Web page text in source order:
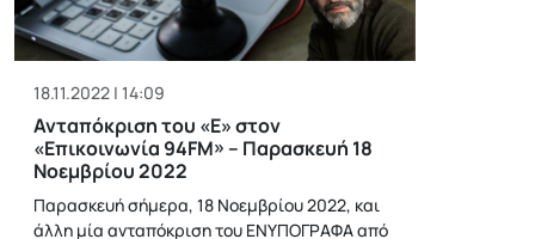
18.11.2022 | 14:09
Ανταπόκριση του «Ε» στον
«Επικοινωνία 94FM» – Παρασκευή 18
Νοεμβρίου 2022
Παρασκευή σήμερα, 18 Νοεμβρίου 2022, και
άλλη μία ανταπόκριση του ΕΝΥΠΟΓΡΑΦΑ από